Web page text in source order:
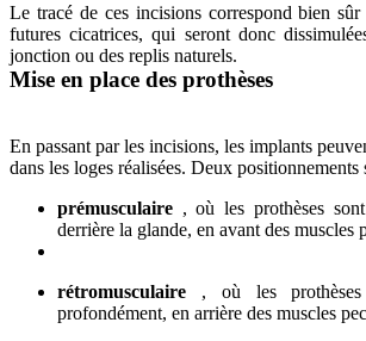
Le tracé de ces incisions correspond bien sûr
futures cicatrices, qui seront donc
jonction ou des replis naturels.
Mise en place des prothèses
En passant par les incisions, les implants
dans les loges réalisées. Deux positionnements
prémusculaire , où les prothèses
derrière la glande, en avant des muscles
rétromusculaire
, où les
profondément, en arrière des muscles